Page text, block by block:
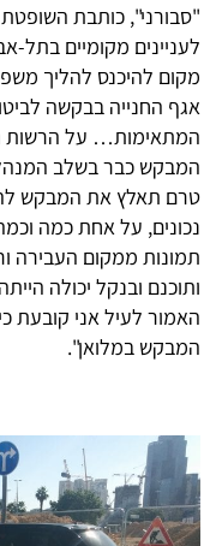
"סבורני", כותבת השופטת
לעניינים מקומיים בתל-
מקום להיכנס להליך
אגף החנייה בבקשה
המתאימות… על הרשות
המבקש כבר בשלב
טרם תאלץ את המבקש
נכונים, על אחת כמה
תמונות ממקום העבירה
ותוכנם ובנקל יכולה
האמור לעיל אני קובעת
המבקש במלואן".